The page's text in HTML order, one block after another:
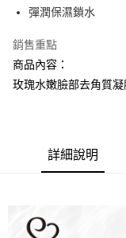
悠遊付
AFTEE先享後付
相關說明
AFTEE先享後付是「在
３．安心：先確認商品
【「AFTEE先享後付」結
２．訂單成立數日內，
３．收到繳費通知簡訊
7-11取貨付款
宅配
彈潤保濕鎖水
銷售重點
商品內容：
玫瑰水嫩臉部去角質
詳細說明